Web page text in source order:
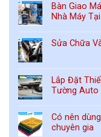
Bàn Giao
Nhà Máy
Sửa Chữa
Lắp Đặt
Tường Auto
Có nên
chuyên gia